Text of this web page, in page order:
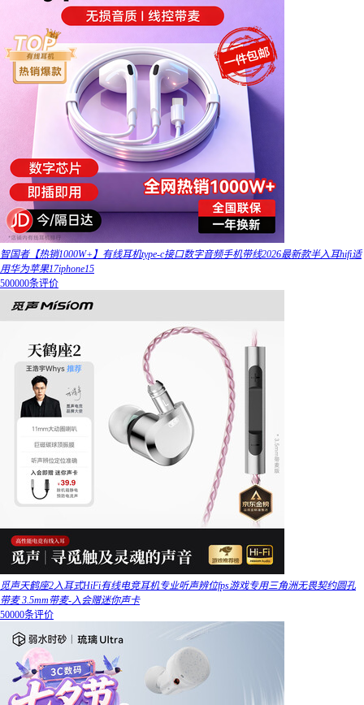
智国者【热销1000W+】有线耳机type-c接口数字音频手机带线2026最新款半入耳hifi适
用华为苹果17iphone15
500000条评价
觅声天鹤座2入耳式HiFi有线电竞耳机专业听声辨位fps游戏专用三角洲无畏契约圆孔
带麦 3.5mm带麦-入会赠迷你声卡
50000条评价